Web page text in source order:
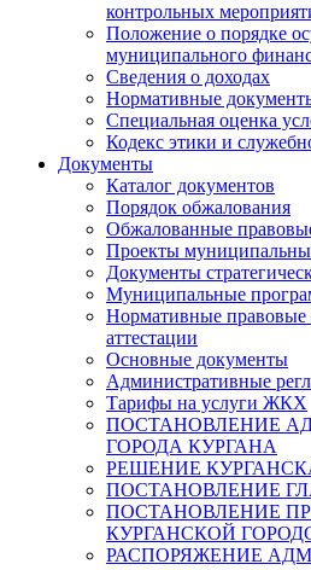
контрольных
Положение о порядке
муниципального
Сведения о доходах
Нормативные
Специальная оценка
Кодекс этики и
Документы
Каталог документов
Порядок обжалования
Обжалованные
Проекты
Документы
Муниципальные
Нормативные правовые
аттестации
Основные документы
Административные
Тарифы на услуги ЖКХ
ПОСТАНОВЛЕНИЕ
ГОРОДА КУРГАНА
РЕШЕНИЕ
ПОСТАНОВЛЕНИЕ
ПОСТАНОВЛЕНИЕ
КУРГАНСКОЙ
РАСПОРЯЖЕНИЕ